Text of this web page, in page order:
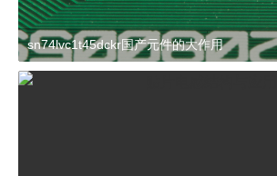
sn74lvc1t45dckr国产元件的大作用
2024-03-27 15:23:21